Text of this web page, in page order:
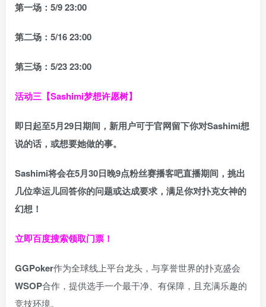
第一场：5/9 23:00
第二场：5/16 23:00
第三场：5/23 23:00
活动三【Sashimi梦想许愿树】
即日起至5月29日期间，新用户可于官网留下你对Sashimi想
说的话，或想要她做的事。
Sashimi将会在5月30日晚9点粉丝赛播客吧直播期间，挑出
几位幸运儿回答你的问题或达成要求， 满足你对扑克女神的
幻想 ！
立即百度搜索领取门票！
GGPoker作为全球线上平台龙头，与享誉世界的扑克盛会
WSOP合作，提供选手一个最干净、有保障，且充满乐趣的
竞技环境。